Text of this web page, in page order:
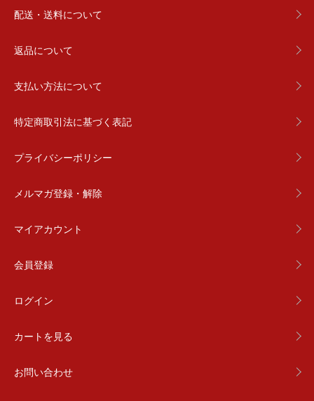
配送・送料について
返品について
支払い方法について
特定商取引法に基づく表記
プライバシーポリシー
メルマガ登録・解除
マイアカウント
会員登録
ログイン
カートを見る
お問い合わせ